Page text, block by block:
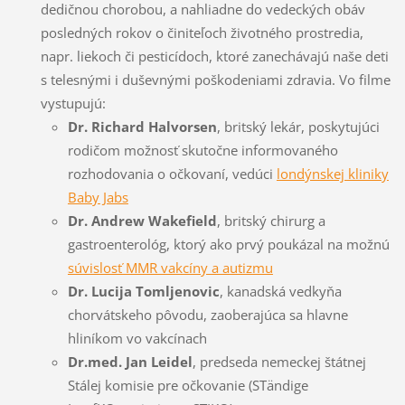
dedičnou chorobou, a nahliadne do vedeckých obáv
posledných rokov o činiteľoch životného prostredia,
napr. liekoch či pesticídoch, ktoré zanechávajú naše deti
s telesnými i duševnými poškodeniami zdravia. Vo filme
vystupujú:
Dr. Richard Halvorsen, britský lekár, poskytujúci
rodičom možnosť skutočne informovaného
rozhodovania o očkovaní, vedúci londýnskej kliniky
Baby Jabs
Dr. Andrew Wakefield, britský chirurg a
gastroenterológ, ktorý ako prvý poukázal na možnú
súvislosť MMR vakcíny a autizmu
Dr. Lucija Tomljenovic, kanadská vedkyňa
chorvátskeho pôvodu, zaoberajúca sa hlavne
hliníkom vo vakcínach
Dr.med. Jan Leidel, predseda nemeckej štátnej
Stálej komisie pre očkovanie (STändige